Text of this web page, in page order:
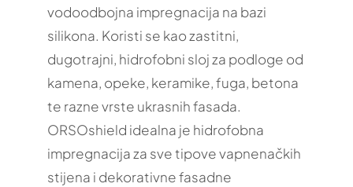
vodoodbojna impregnacija na bazi
silikona. Koristi se kao zastitni,
dugotrajni, hidrofobni sloj za podloge od
kamena, opeke, keramike, fuga, betona
te razne vrste ukrasnih fasada.
ORSOshield idealna je hidrofobna
impregnacija za sve tipove vapnenačkih
stijena i dekorativne fasadne